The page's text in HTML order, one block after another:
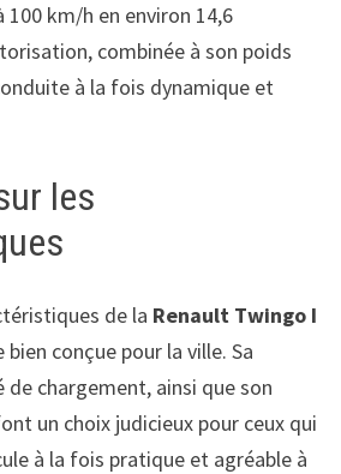
100 km/h en environ 14,6
combinée à son poids
à la fois dynamique et
les
de la Renault Twingo I
conçue pour la ville. Sa
de chargement, ainsi que son
un choix judicieux pour ceux qui
à la fois pratique et agréable à